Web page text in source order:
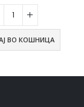
ВО КОШНИЦА